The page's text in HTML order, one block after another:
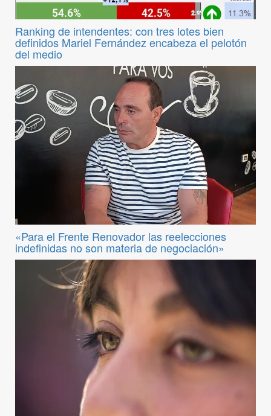
Ranking de intendentes: con tres lotes bien
definidos Mariel Fernández encabeza el pelotón
del medio
«Para el Frente Renovador las reelecciones
indefinidas no son materia de negociación»